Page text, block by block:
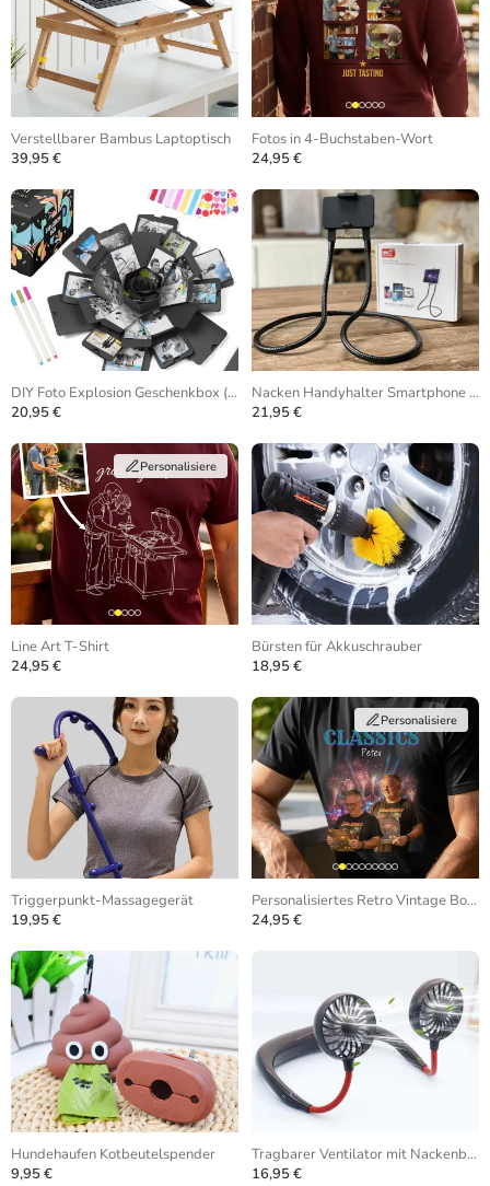
Verstellbarer Bambus Laptoptisch
39,95 €
Fotos in 4-Buchstaben-Wort
24,95 €
DIY Foto Explosion Geschenkbox (Gefaltet)
20,95 €
Nacken Handyhalter Smartphone Stativ
21,95 €
Personalisiere
Line Art T-Shirt
24,95 €
Bürsten für Akkuschrauber
18,95 €
Triggerpunkt-Massagegerät
19,95 €
Personalisiere
Personalisiertes Retro Vintage Bootleg T-Shirt
24,95 €
Hundehaufen Kotbeutelspender
9,95 €
Tragbarer Ventilator mit Nackenbügel
16,95 €